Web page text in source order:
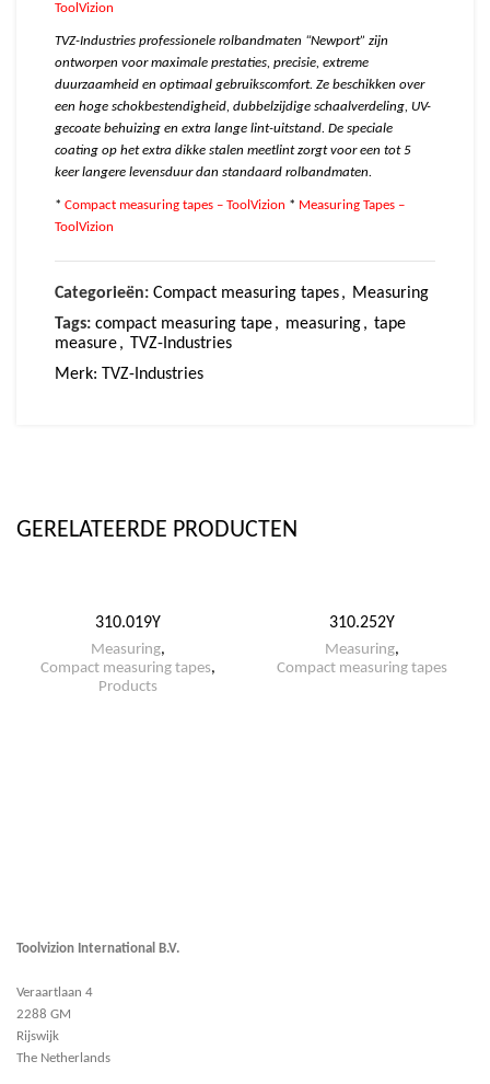
ToolVizion
TVZ-Industries professionele rolbandmaten “Newport” zijn
ontworpen voor maximale prestaties, precisie, extreme
duurzaamheid en optimaal gebruikscomfort. Ze beschikken over
een hoge schokbestendigheid, dubbelzijdige schaalverdeling, UV-
gecoate behuizing en extra lange lint-uitstand. De speciale
coating op het extra dikke stalen meetlint zorgt voor een tot 5
keer langere levensduur dan standaard rolbandmaten.
* Compact measuring tapes – ToolVizion * Measuring Tapes –
ToolVizion
Categorieën: Compact measuring tapes, Measuring
Tags: compact measuring tape, measuring, tape
measure, TVZ-Industries
Merk: TVZ-Industries
GERELATEERDE PRODUCTEN
310.019Y
Measuring,
Compact measuring tapes,
Products
310.252Y
Measuring,
Compact measuring tapes
Toolvizion International B.V.
Veraartlaan 4
2288 GM
Rijswijk
The Netherlands